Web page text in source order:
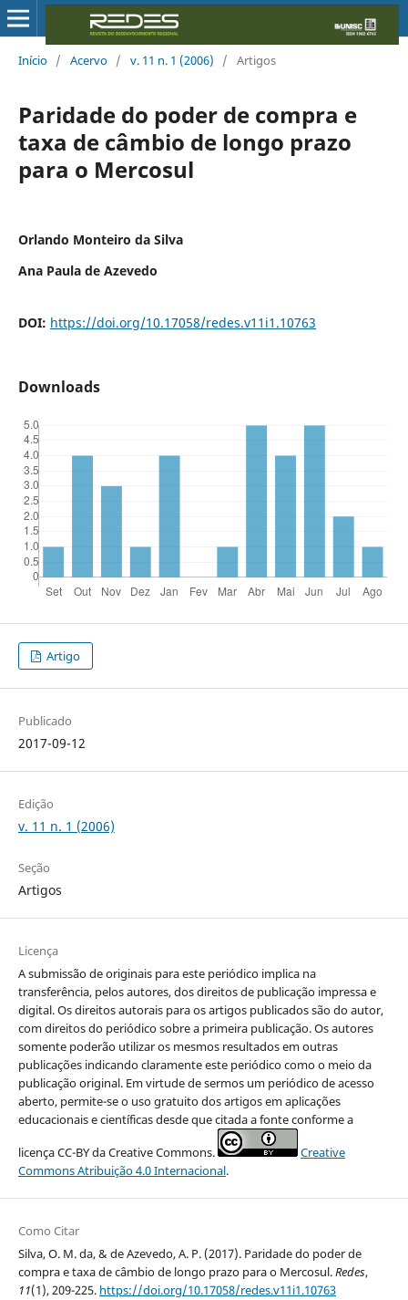
Início / Acervo / v. 11 n. 1 (2006) / Artigos
Paridade do poder de compra e
taxa de câmbio de longo prazo
para o Mercosul
Orlando Monteiro da Silva
Ana Paula de Azevedo
DOI: https://doi.org/10.17058/redes.v11i1.10763
Downloads
Artigo
Publicado
2017-09-12
Edição
v. 11 n. 1 (2006)
Seção
Artigos
Licença
A submissão de originais para este periódico implica na
transferência, pelos autores, dos direitos de publicação impressa e
digital. Os direitos autorais para os artigos publicados são do autor,
com direitos do periódico sobre a primeira publicação. Os autores
somente poderão utilizar os mesmos resultados em outras
publicações indicando claramente este periódico como o meio da
publicação original. Em virtude de sermos um periódico de acesso
aberto, permite-se o uso gratuito dos artigos em aplicações
educacionais e científicas desde que citada a fonte conforme a
licença CC-BY da Creative Commons.
Creative
Commons Atribuição 4.0 Internacional.
Como Citar
Silva, O. M. da, & de Azevedo, A. P. (2017). Paridade do poder de
compra e taxa de câmbio de longo prazo para o Mercosul.Redes,
11(1), 209-225. https://doi.org/10.17058/redes.v11i1.10763